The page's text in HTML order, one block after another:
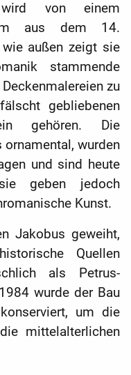
von einem
aus dem 14.
außen zeigt sie
stammende
zu
gebliebenen
gehören. Die
wurden
und sind heute
geben jedoch
Kunst.
Jakobus geweiht,
Quellen
als Petrus-
wurde der Bau
um die
mittelalterlichen